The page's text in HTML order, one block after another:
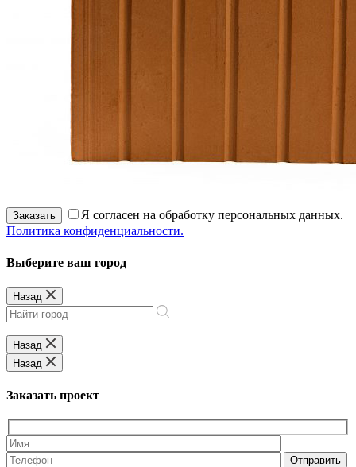
Заказать
Я согласен на обработку персональных данных.
Политика конфиденциальности.
Выберите ваш город
Назад
Назад
Назад
Заказать проект